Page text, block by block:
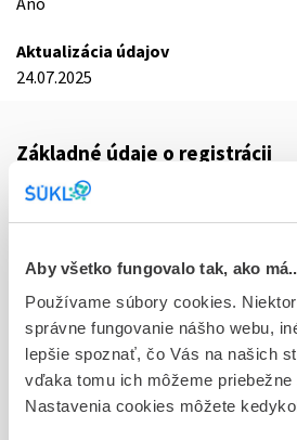
Aby všetko fungovalo tak, ako
Používame súbory cookies.
správne fungovanie nášho webu,
lepšie spoznať, čo Vás na našich
vďaka tomu ich môžeme
Nastavenia cookies môžete
Aktualizácia údajov
24.07.2025
Základné údaje o registrácii
Kód
0419F
Registračné číslo
16/0229/25-S
Doplnok
tbl flm 60x15 mg (blis. PVC/PVDC/Al)
Stav